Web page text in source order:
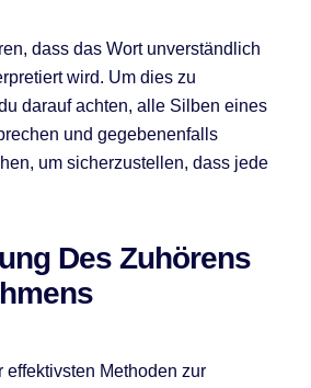
dass das Wort unverständlich
wird. Um dies zu
darauf achten, alle Silben eines
und gegebenenfalls
um sicherzustellen, dass jede
Des Zuhörens
effektivsten Methoden zur